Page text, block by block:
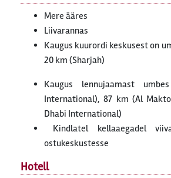
Mere ääres
Liivarannas
Kaugus kuurordi keskusest on
20 km (Sharjah)
Kaugus lennujaamast
International), 87 km (Al
Dhabi International)
Kindlatel kellaaegadel
ostukeskustesse
Hotell